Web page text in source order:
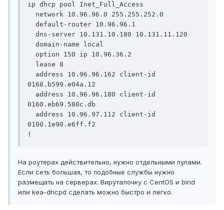
ip dhcp pool Inet_Full_Access
0168.b599.e04a.12
0160.eb69.580c.db
0100.1e90.e6ff.f2
На роутерах действительно, нужно отдельными пулами.
Если сеть большая, то подобные службы нужно
размещать на серверах. Вируталочку с CentOS и bind
или kea-dhcpd сделать можно быстро и легко.